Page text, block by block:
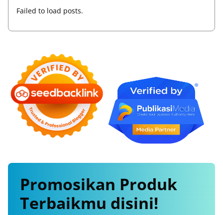
Failed to load posts.
Promosikan Produk
Terbaikmu disini!